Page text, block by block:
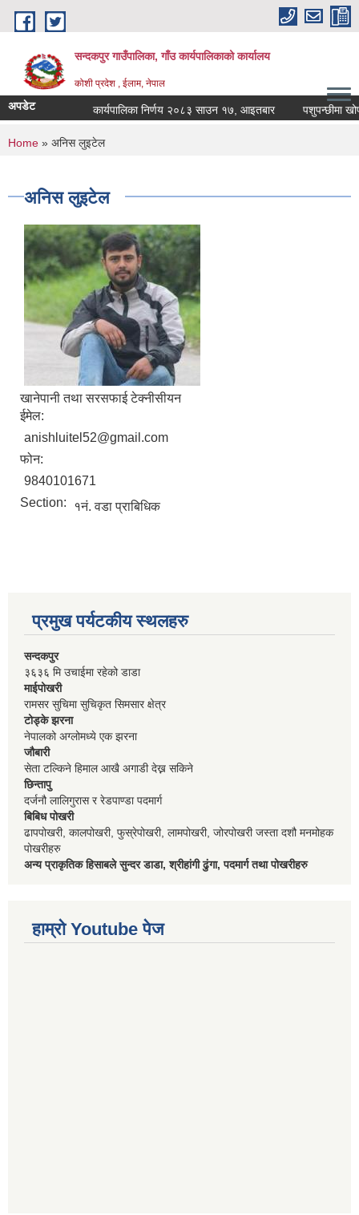
Skip to main content
सन्दकपुर गाउँपालिका, गाँउ कार्यपालिकाको कार्यालय
कोशी प्रदेश , ईलाम, नेपाल
अपडेट कार्यपालिका निर्णय २०८३ साउन १७, आइतबार पशुपन्छीमा खोप
You are here
Home » अनिस लुइटेल
अनिस लुइटेल
खानेपानी तथा सरसफाई टेक्नीसीयन
ईमेल:
anishluitel52@gmail.com
फोन:
9840101671
Section:
१नं. वडा प्राबिधिक
प्रमुख पर्यटकीय स्थलहरु
सन्दकपुर
३६३६ मि उचाईमा रहेको डाडा
माईपोखरी
रामसर सुचिमा सुचिकृत सिमसार क्षेत्र
टोड्के झरना
नेपालको अग्लोमध्ये एक झरना
जौबारी
सेता टल्किने हिमाल आखै अगाडी देख्न सकिने
छिन्तापु
दर्जनौ लालिगुरास र रेडपाण्डा पदमार्ग
बिबिध पोखरी
ढापपोखरी, कालपोखरी, फुस्रेपोखरी, लामपोखरी, जोरपोखरी जस्ता दशौ मनमोहक
पोखरीहरु
अन्य प्राकृतिक हिसाबले सुन्दर डाडा, श्रीहांगी ढुंगा, पदमार्ग तथा पोखरीहरु
हाम्रो Youtube पेज